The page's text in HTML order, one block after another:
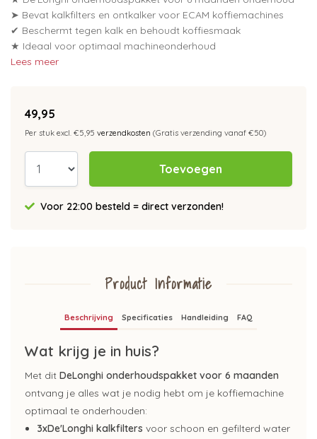
➤ Bevat kalkfilters en ontkalker voor ECAM koffiemachines
✔ Beschermt tegen kalk en behoudt koffiesmaak
★ Ideaal voor optimaal machineonderhoud
Lees meer
49,95
Per stuk excl. €5,95 verzendkosten (Gratis verzending vanaf €50)
Toevoegen
Voor 22:00 besteld = direct verzonden!
Product Informatie
Beschrijving Specificaties Handleiding FAQ
Wat krijg je in huis?
Met dit DeLonghi onderhoudspakket voor 6 maanden
ontvang je alles wat je nodig hebt om je koffiemachine
optimaal te onderhouden:
3xDe'Longhi kalkfilters voor schoon en gefilterd water